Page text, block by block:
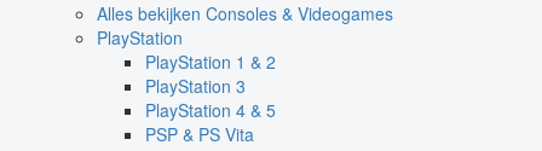
Alles bekijken Consoles & Videogames
PlayStation
PlayStation 1 & 2
PlayStation 3
PlayStation 4 & 5
PSP & PS Vita